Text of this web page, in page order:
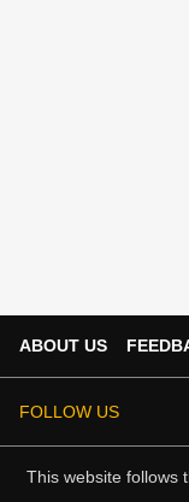
ABOUT US
FOLLOW US
This website follows